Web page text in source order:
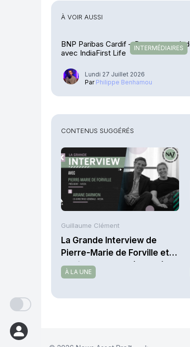
À VOIR AUSSI
INTERMÉDIAIRES
BNP Paribas Cardif – De retour en
avec IndiaFirst Life
Lundi 27 Juillet 2026
Par Philippe Benhamou
CONTENUS SUGGÉRÉS
Guillaume Clément
La Grande Interview de
Pierre-Marie de Forville et
d’Ariane Darmon (Ivesta)
À LA UNE